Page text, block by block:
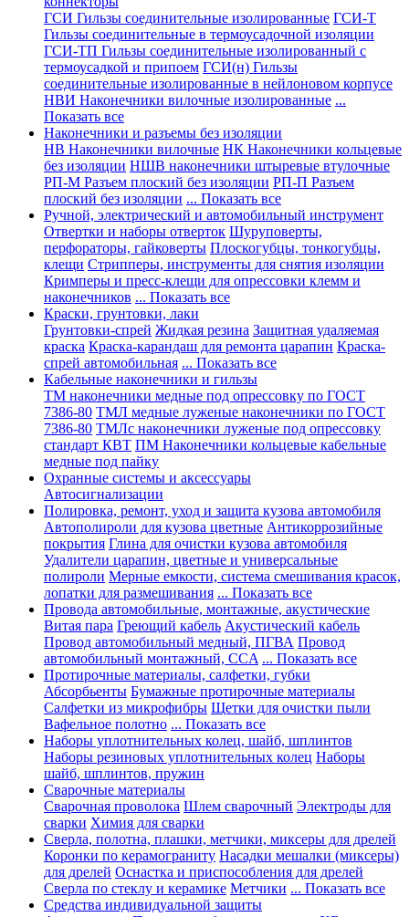
ГСИ Гильзы соединительные изолированные ГСИ-Т
Гильзы соединительные в термоусадочной изоляции
ГСИ-ТП Гильзы соединительные изолированный с
термоусадкой и припоем ГСИ(н) Гильзы
соединительные изолированные в нейлоновом корпусе
НВИ Наконечники вилочные изолированные ...
Показать все
Наконечники и разъемы без изоляции
НВ Наконечники вилочные НК Наконечники кольцевые
без изоляции НШВ наконечники штыревые втулочные
РП-М Разъем плоский без изоляции РП-П Разъем
плоский без изоляции ... Показать все
Ручной, электрический и автомобильный инструмент
Отвертки и наборы отверток Шуруповерты,
перфораторы, гайковерты Плоскогубцы, тонкогубцы,
клещи Стрипперы, инструменты для снятия изоляции
Кримперы и пресс-клещи для опрессовки клемм и
наконечников ... Показать все
Краски, грунтовки, лаки
Грунтовки-спрей Жидкая резина Защитная удаляемая
краска Краска-карандаш для ремонта царапин Краска-
спрей автомобильная ... Показать все
Кабельные наконечники и гильзы
ТМ наконечники медные под опрессовку по ГОСТ
7386-80 ТМЛ медные луженые наконечники по ГОСТ
7386-80 ТМЛс наконечники луженые под опрессовку
стандарт КВТ ПМ Наконечники кольцевые кабельные
медные под пайку
Охранные системы и аксессуары
Автосигнализации
Полировка, ремонт, уход и защита кузова автомобиля
Автополироли для кузова цветные Антикоррозийные
покрытия Глина для очистки кузова автомобиля
Удалители царапин, цветные и универсальные
полироли Мерные емкости, система смешивания красок,
лопатки для размешивания ... Показать все
Провода автомобильные, монтажные, акустические
Витая пара Греющий кабель Акустический кабель
Провод автомобильный медный, ПГВА Провод
автомобильный монтажный, CCA ... Показать все
Протирочные материалы, салфетки, губки
Абсорбьенты Бумажные протирочные материалы
Салфетки из микрофибры Щетки для очистки пыли
Вафельное полотно ... Показать все
Наборы уплотнительных колец, шайб, шплинтов
Наборы резиновых уплотнительных колец Наборы
шайб, шплинтов, пружин
Сварочные материалы
Сварочная проволока Шлем сварочный Электроды для
сварки Химия для сварки
Сверла, полотна, плашки, метчики, миксеры для дрелей
Коронки по керамограниту Насадки мешалки (миксеры)
для дрелей Оснастка и приспособления для дрелей
Сверла по стеклу и керамике Метчики ... Показать все
Средства индивидуальной защиты